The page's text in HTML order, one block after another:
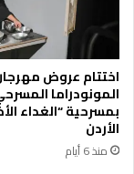
اختتام عروض
المونودراما
بمسرحية “الغداء
الأردن
منذ 6 أيام